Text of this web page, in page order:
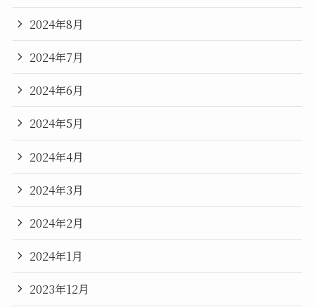
2024年8月
2024年7月
2024年6月
2024年5月
2024年4月
2024年3月
2024年2月
2024年1月
2023年12月